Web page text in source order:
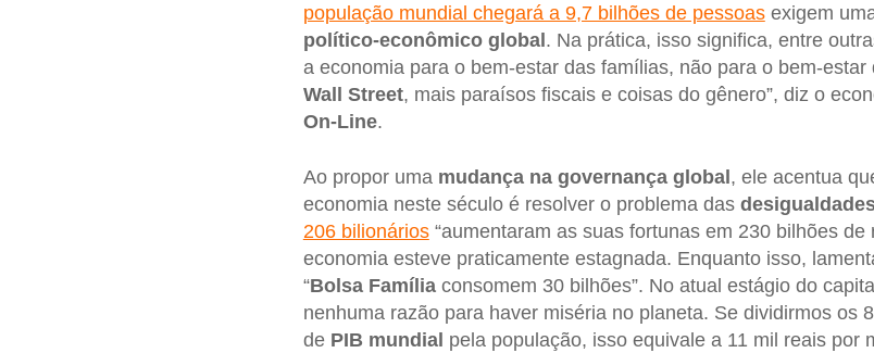
população mundial chegará a 9,7 bilhões de pessoasexigem
político-econômico global. Na prática, isso significa, entre
a economia para o bem-estar das famílias, não para o bem-
Wall Street, mais paraísos fiscais e coisas do gênero”, diz o
On-Line.
Ao propor uma mudança na governança global , ele acentua
economia neste século é resolver o problema das
206 bilionários“aumentaram as suas fortunas em 230 bilhões de
economia esteve praticamente estagnada. Enquanto isso,
“Bolsa Famíliaconsomem 30 bilhões”. No atual estágio do
nenhuma razão para haver miséria no planeta. Se dividirmos os
de PIB mundial pela população, isso equivale a 11 mil reais por